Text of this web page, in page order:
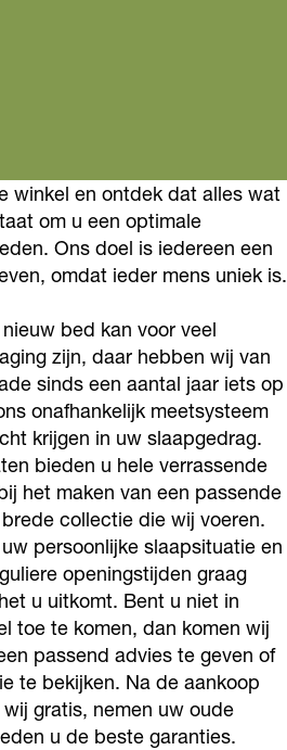
winkel en ontdek dat alles wat
om u een optimale
Ons doel is iedereen een
omdat ieder mens uniek is.
bed kan voor veel
zijn, daar hebben wij van
sinds een aantal jaar iets op
onafhankelijk meetsysteem
krijgen in uw slaapgedrag.
bieden u hele verrassende
het maken van een passende
collectie die wij voeren.
persoonlijke slaapsituatie en
openingstijden graag
u uitkomt. Bent u niet in
toe te komen, dan komen wij
passend advies te geven of
te bekijken. Na de aankoop
gratis, nemen uw oude
u de beste garanties.